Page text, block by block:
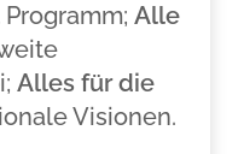
Programm;Alle
Alles für die
Visionen.